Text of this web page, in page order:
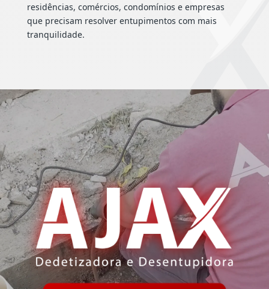
residências, comércios, condomínios e empresas
que precisam resolver entupimentos com mais
tranquilidade.